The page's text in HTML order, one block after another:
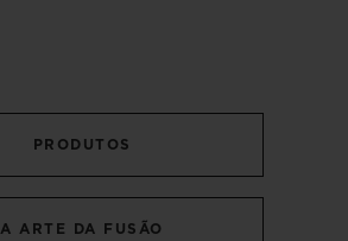
PRODUTOS
A ARTE DA FUSÃO